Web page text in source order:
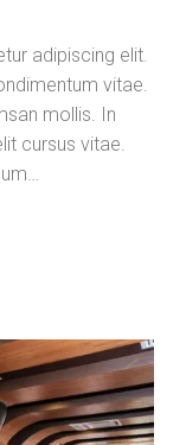
adipiscing elit.
vitae.
mollis. In
cursus vitae.